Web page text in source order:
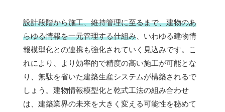
設計段階から施工、維持管理に至るまで、建物のあ
らゆる情報を一元管理する仕組み 、いわゆる建物情
報模型化との連携も強化されていく見込みです。こ
れにより、より効率的で精度の高い施工が可能とな
り、無駄を省いた建築生産システムが構築されるで
しょう。建物情報模型化と乾式工法の組み合わせ
は、建築業界の未来を大きく変える可能性を秘めて